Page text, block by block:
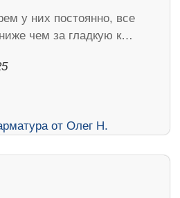
у них постоянно, все
чем за гладкую к…